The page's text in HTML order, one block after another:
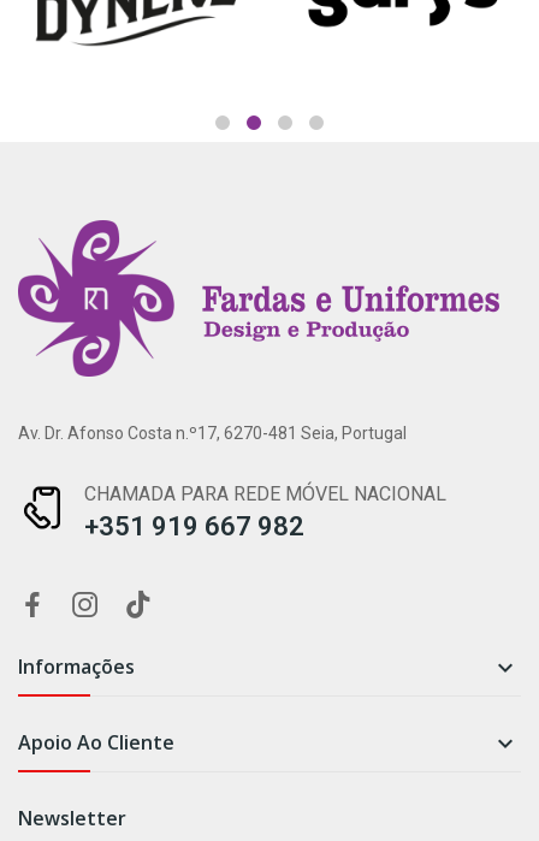
Av. Dr. Afonso Costa n.º17, 6270-481 Seia, Portugal
CHAMADA PARA REDE MÓVEL NACIONAL
+351 919 667 982
Informações 
Apoio Ao Cliente 
Newsletter